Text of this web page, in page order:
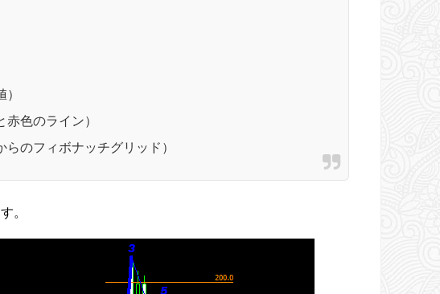
色のライン）
のフィボナッチグリッド）
。